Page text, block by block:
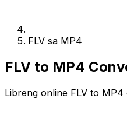
FLV sa MP4
FLV to MP4
Libreng online FLV to